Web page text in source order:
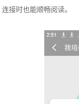
连接时也能顺畅阅读。